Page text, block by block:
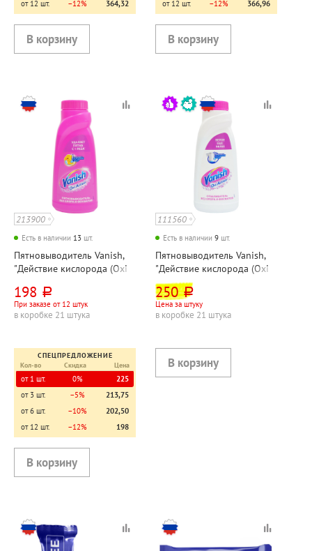
от 12 шт.
−12% 364,32
от 12 шт.
−12% 366,96
213900
Есть в наличии 13 шт.
Пятновыводитель Vanish,
"Действие кислорода (Oxi
флакон, для цветного
белья
198 руб.
При заказе от 12 штук
в коробке 21 штука
СПЕЦПРЕДЛОЖЕНИЕ
Кол-во
Скидка Цена
от 1 шт. 0%
225
от 3 шт.
−5%
213,75
от 6 шт.
−10%
202,50
от 12 шт.
−12% 198
111560
Есть в наличии 9 шт.
Пятновыводитель Vanish,
"Действие кислорода (Oxi
Action)", 450мл, флакон, для
белого белья
250 руб.
Цена за штуку
в коробке 21 штука